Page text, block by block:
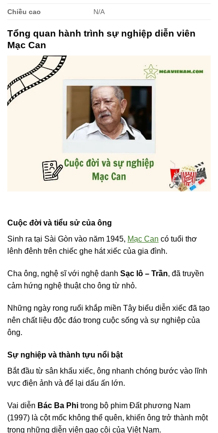
Chiều cao N/A
Tổng quan hành trình sự nghiệp diễn viên
Mạc Can
Cuộc đời và tiểu sử của ông
Sinh ra tại Sài Gòn vào năm 1945, Mạc Can có tuổi thơ
lênh đênh trên chiếc ghe hát xiếc của gia đình.
Cha ông, nghệ sĩ với nghệ danh Sạc lô – Trần, đã truyền
cảm hứng nghệ thuật cho ông từ nhỏ.
Những ngày rong ruổi khắp miền Tây biểu diễn xiếc đã tạo
nên chất liệu độc đáo trong cuộc sống và sự nghiệp của
ông.
Sự nghiệp và thành tựu nổi bật
Bắt đầu từ sân khấu xiếc, ông nhanh chóng bước vào lĩnh
vực điện ảnh và để lại dấu ấn lớn.
Vai diễn Bác Ba Phi trong bộ phim Đất phương Nam
(1997) là cột mốc không thể quên, khiến ông trở thành một
trong những diễn viên gạo cội của Việt Nam.